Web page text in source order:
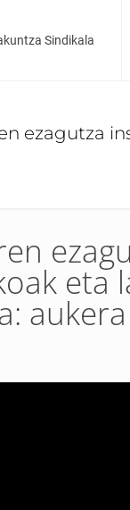
Sindikala
ezagutza
eta